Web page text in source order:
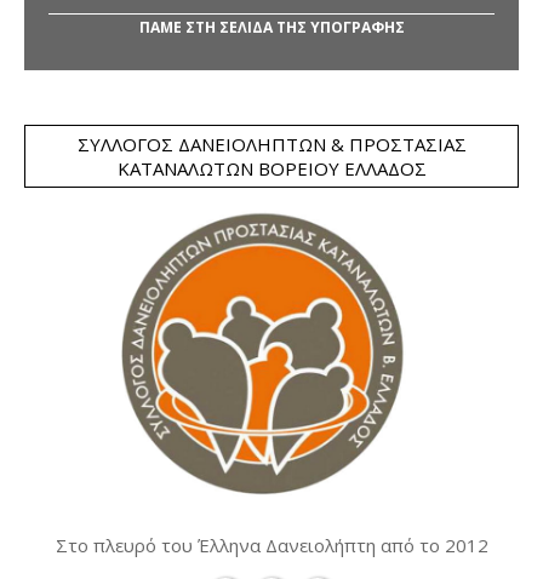
ΠΑΜΕ ΣΤΗ ΣΕΛΙΔΑ ΤΗΣ ΥΠΟΓΡΑΦΗΣ
ΣΎΛΛΟΓΟΣ ΔΑΝΕΙΟΛΗΠΤΏΝ & ΠΡΟΣΤΑΣΊΑΣ
ΚΑΤΑΝΑΛΩΤΏΝ ΒΟΡΕΊΟΥ ΕΛΛΆΔΟΣ
Στο πλευρό του Έλληνα Δανειολήπτη από το 2012